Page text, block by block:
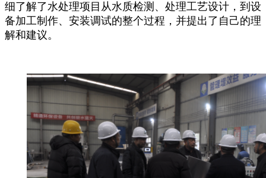
细了解了水处理项目从水质检测、处理工艺设计，到设
备加工制作、安装调试的整个过程，并提出了自己的理
解和建议。